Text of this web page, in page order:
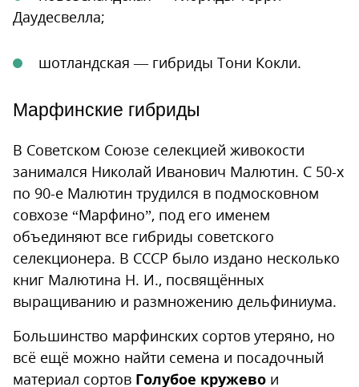
Даудесвелла;
шотландская — гибриды Тони Кокли.
Марфинские гибриды
В Советском Союзе селекцией живокости
занимался Николай Иванович Малютин. С 50-х
по 90-е Малютин трудился в подмосковном
совхозе “Марфино”, под его именем
объединяют все гибриды советского
селекционера. В СССР было издано несколько
книг Малютина Н. И., посвящённых
выращиванию и размножению дельфиниума.
Большинство марфинских сортов утеряно, но
всё ещё можно найти семена и посадочный
материал сортов Голубое кружево и